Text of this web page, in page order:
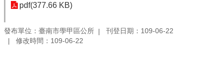
pdf(377.66 KB)
發布單位：臺南市學甲區公所
刊登日期：109-06-22
修改時間：109-06-22